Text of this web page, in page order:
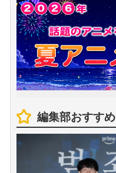
編集部おすすめ